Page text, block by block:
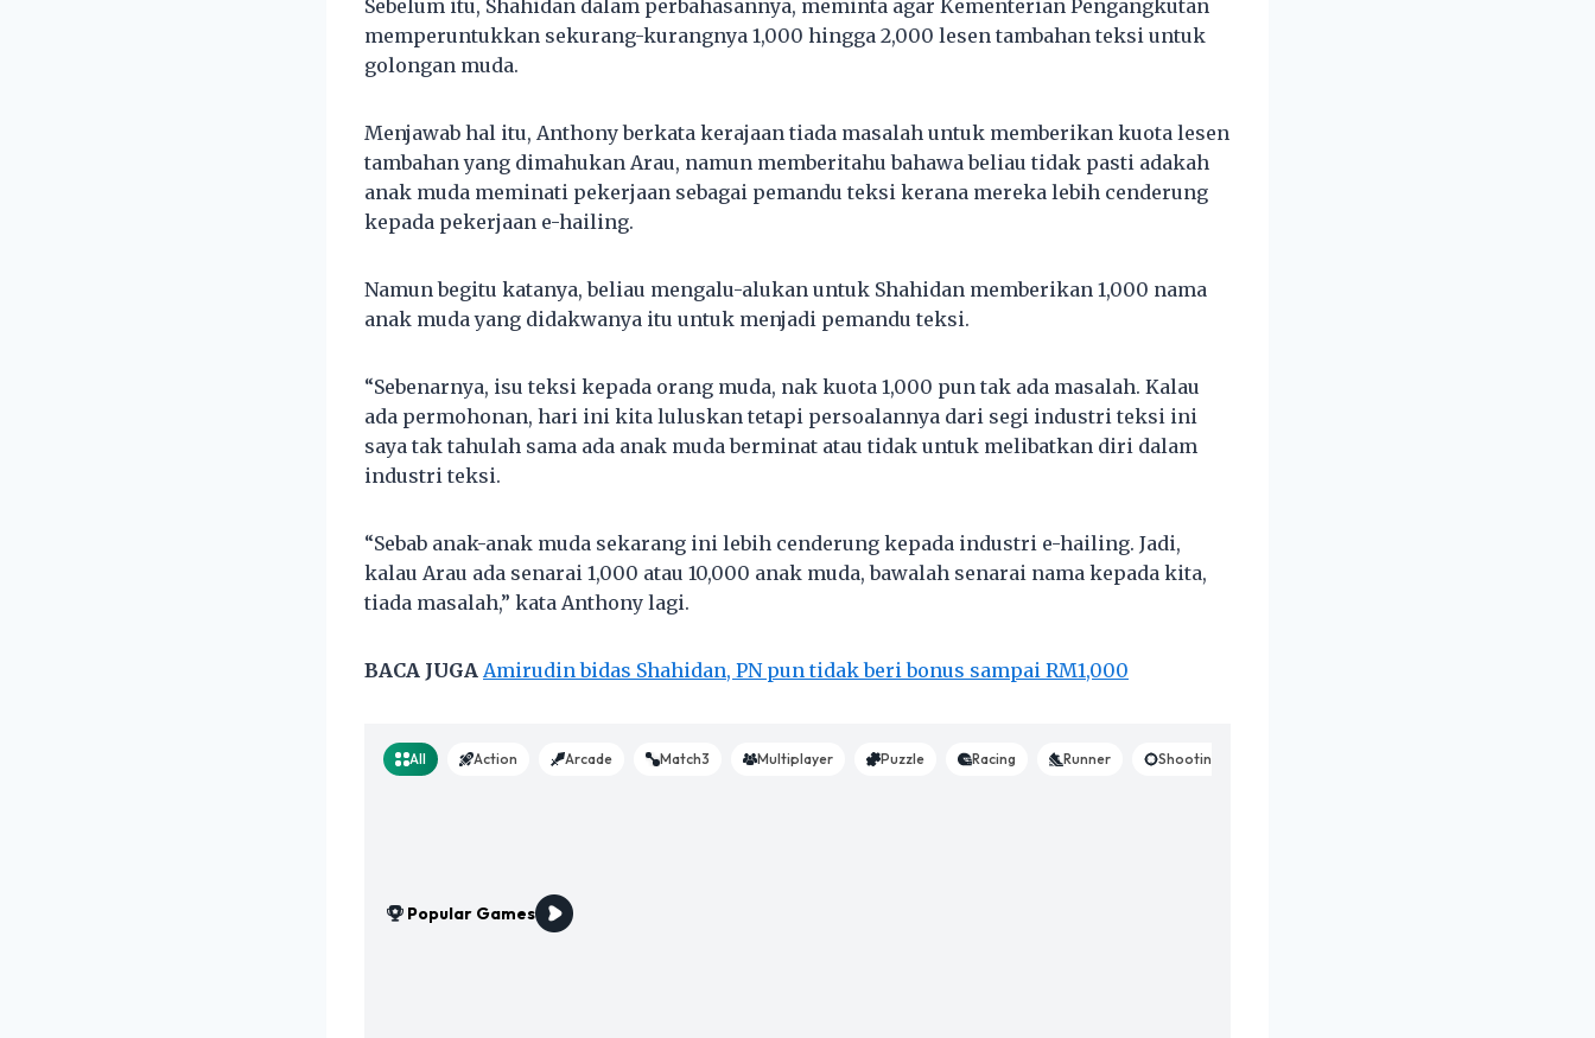
Sebelum itu, Shahidan dalam perbahasannya, meminta agar Kementerian Pengangkutan
memperuntukkan sekurang-kurangnya 1,000 hingga 2,000 lesen tambahan teksi untuk
golongan muda.
Menjawab hal itu, Anthony berkata kerajaan tiada masalah untuk memberikan kuota lesen
tambahan yang dimahukan Arau, namun memberitahu bahawa beliau tidak pasti adakah
anak muda meminati pekerjaan sebagai pemandu teksi kerana mereka lebih cenderung
kepada pekerjaan e-hailing.
Namun begitu katanya, beliau mengalu-alukan untuk Shahidan memberikan 1,000 nama
anak muda yang didakwanya itu untuk menjadi pemandu teksi.
“Sebenarnya, isu teksi kepada orang muda, nak kuota 1,000 pun tak ada masalah. Kalau
ada permohonan, hari ini kita luluskan tetapi persoalannya dari segi industri teksi ini
saya tak tahulah sama ada anak muda berminat atau tidak untuk melibatkan diri dalam
industri teksi.
“Sebab anak-anak muda sekarang ini lebih cenderung kepada industri e-hailing. Jadi,
kalau Arau ada senarai 1,000 atau 10,000 anak muda, bawalah senarai nama kepada kita,
tiada masalah,” kata Anthony lagi.
BACA JUGA Amirudin bidas Shahidan, PN pun tidak beri bonus sampai RM1,000